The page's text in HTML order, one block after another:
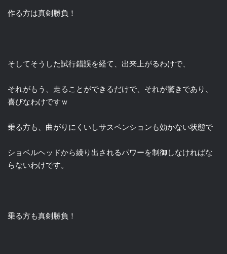
作る方は真剣勝負！
そしてそうした試行錯誤を経て、出来上がるわけで、
それがもう、走ることができるだけで、それが驚きであり、
喜びなわけですｗ
乗る方も、曲がりにくいしサスペンションも効かない状態で
ショベルヘッドから繰り出されるパワーを制御しなければな
らないわけです。
乗る方も真剣勝負！